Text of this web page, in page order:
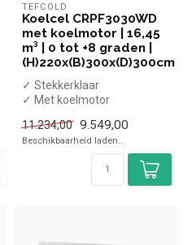
TEFCOLD
Koelcel CRPF3030WD
met koelmotor | 16,45
m³ | 0 tot +8 graden |
(H)220x(B)300x(D)300cm
✓ Stekkerklaar
✓ Met koelmotor
✓ 16,45m³ volume
✓ Breed...
11.234,00 9.549,00
Beschikbaarheid laden..